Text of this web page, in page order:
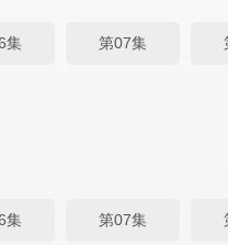
集 第07集
集 第07集